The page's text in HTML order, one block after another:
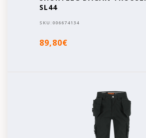
SL44
SKU: 006674134
89,80€